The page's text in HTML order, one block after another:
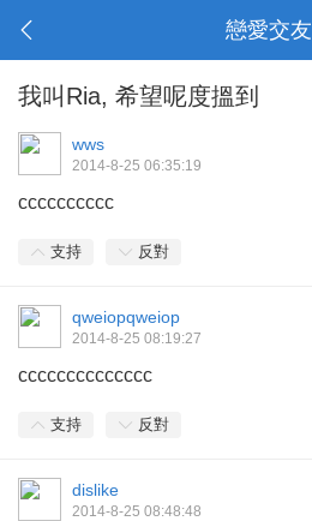
戀愛交友
我叫Ria, 希望呢度搵到
wws
2014-8-25 06:35:19
cccccccccc
支持 反對
qweiopqweiop
2014-8-25 08:19:27
cccccccccccccc
支持 反對
dislike
2014-8-25 08:48:48